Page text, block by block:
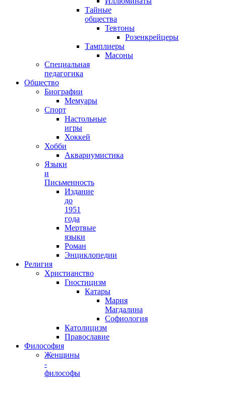
Тайные
общества
Тевтоны
Розенкрейцеры
Тамплиеры
Масоны
Специальная
педагогика
Общество
Биографии
Мемуары
Спорт
Настольные
игры
Хоккей
Хобби
Аквариумистика
Языки
и
Письменность
Издание
до
1951
года
Мертвые
языки
Роман
Энциклопедии
Религия
Христианство
Гностицизм
Катары
Мария
Магдалина
Софиология
Католицизм
Православие
Философия
Женщины
-
философы